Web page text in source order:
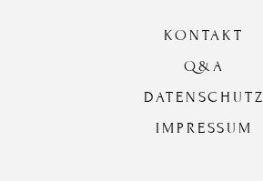
KONTAKT
Q&A
DATENSCHUTZ
IMPRESSUM